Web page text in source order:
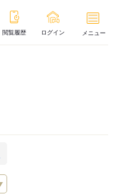
閲覧履歴 ログイン メニュー